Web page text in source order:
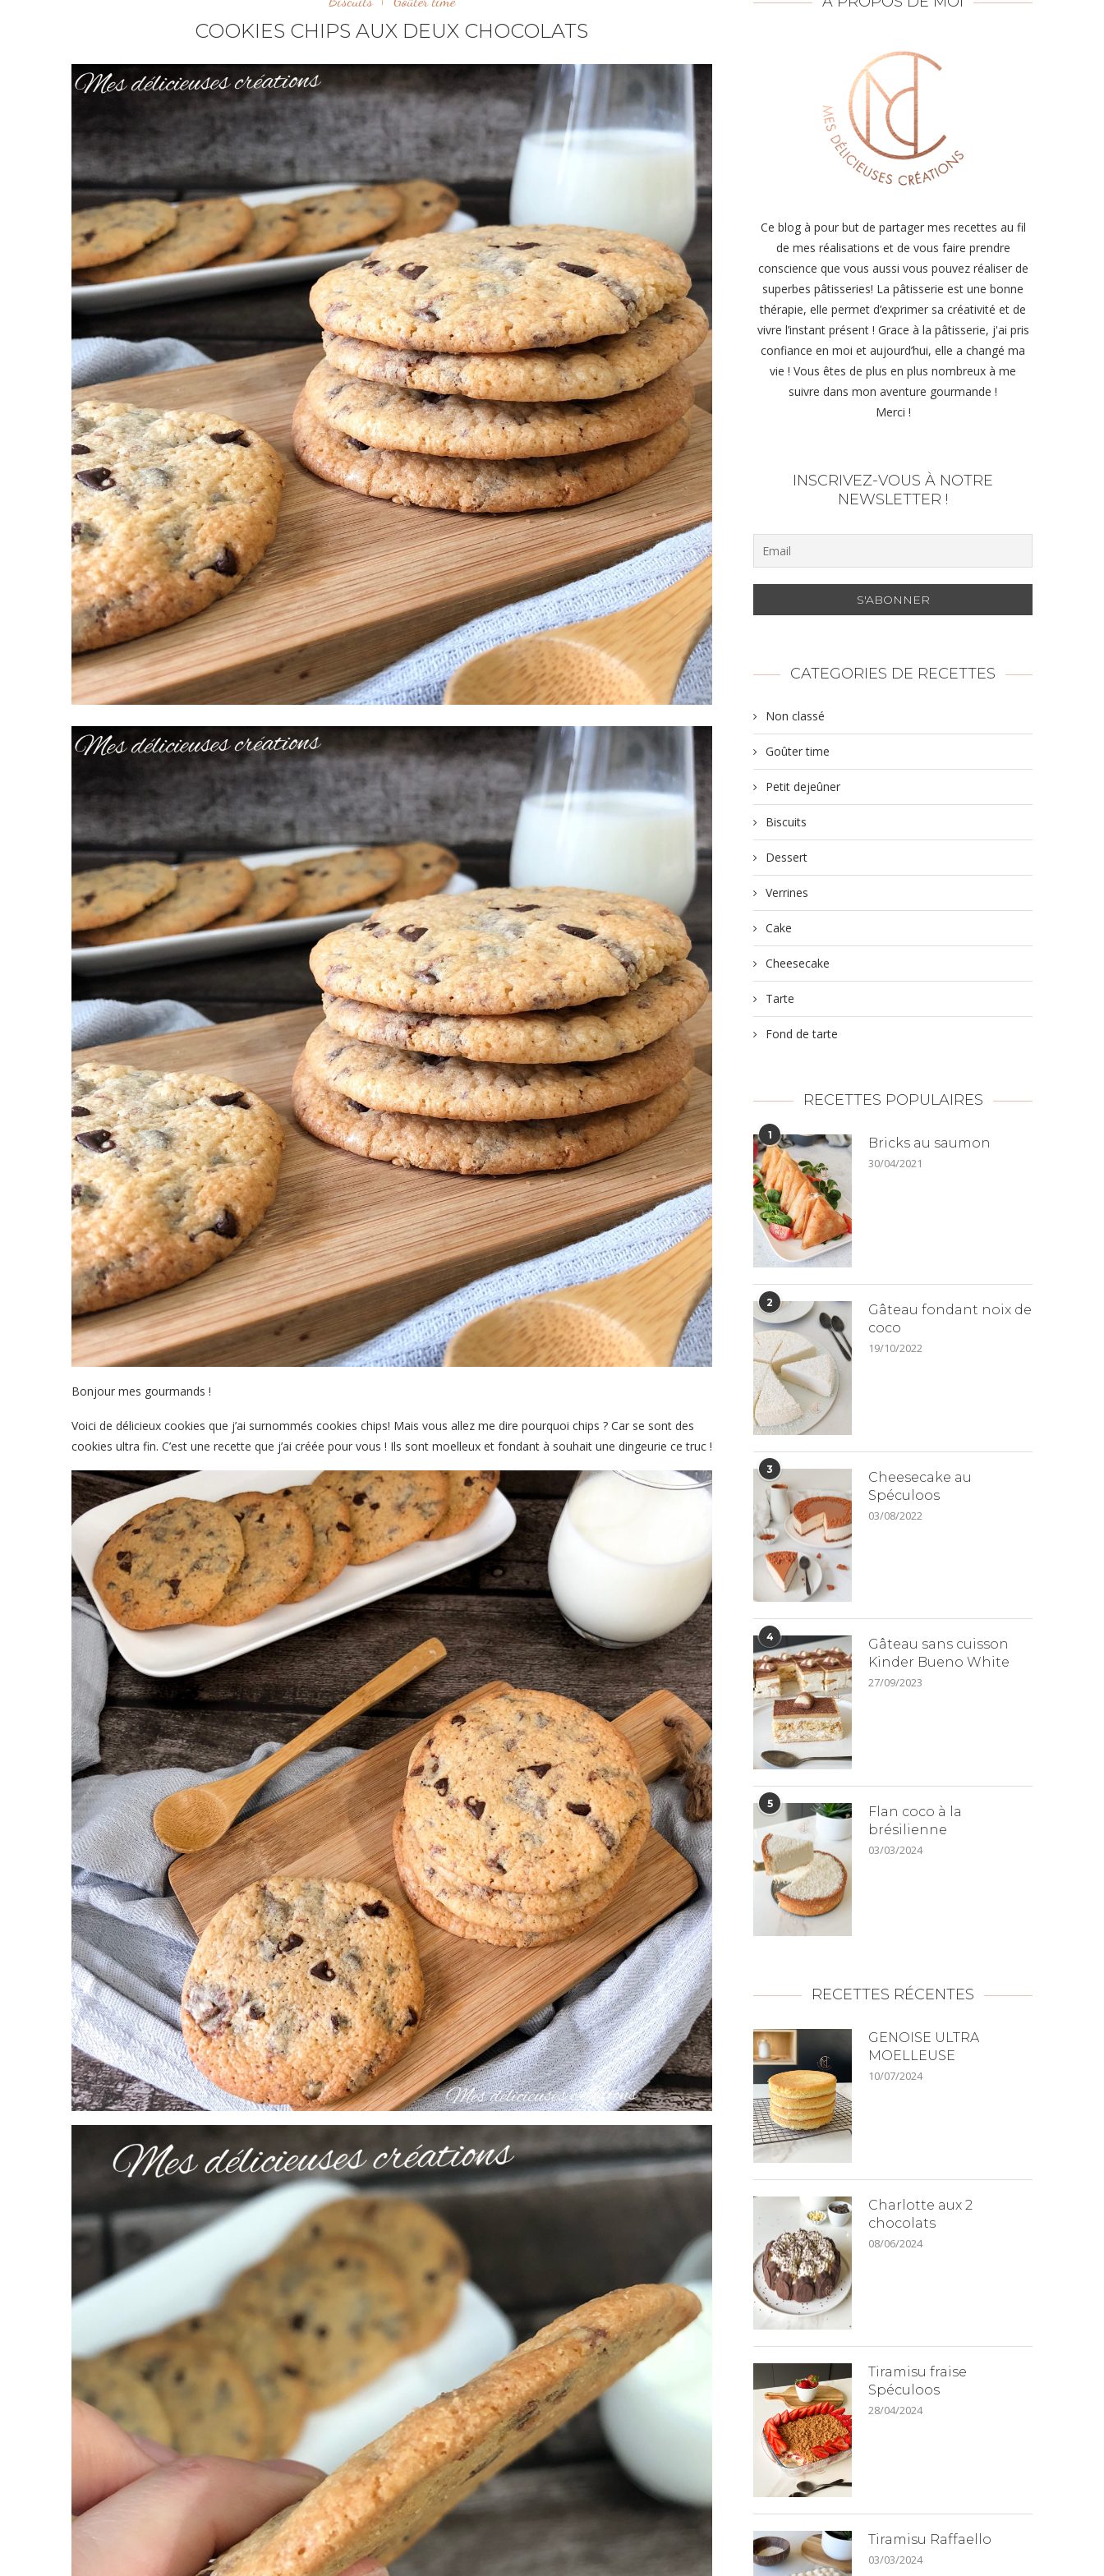
COOKIES CHIPS AUX DEUX CHOCOLATS
Bonjour mes gourmands !
Voici de délicieux cookies que j’ai surnommés cookies chips! Mais vous allez me dire pourquoi chips ? Car se sont des
cookies ultra fin. C’est une recette que j’ai créée pour vous ! Ils sont moelleux et fondant à souhait une dingeurie ce truc !
Ce blog à pour but de partager mes recettes au fil
de mes réalisations et de vous faire prendre
conscience que vous aussi vous pouvez réaliser de
superbes pâtisseries! La pâtisserie est une bonne
thérapie, elle permet d’exprimer sa créativité et de
vivre l’instant présent ! Grace à la pâtisserie, j'ai pris
confiance en moi et aujourd’hui, elle a changé ma
vie ! Vous êtes de plus en plus nombreux à me
suivre dans mon aventure gourmande !
Merci !
INSCRIVEZ-VOUS À NOTRE
NEWSLETTER !
CATEGORIES DE RECETTES
Non classé
Goûter time
Petit dejeûner
Biscuits
Dessert
Verrines
Cake
Cheesecake
Tarte
Fond de tarte
RECETTES POPULAIRES
1
Bricks au saumon
30/04/2021
2
Gâteau fondant noix de
coco
19/10/2022
3
Cheesecake au
Spéculoos
03/08/2022
4
Gâteau sans cuisson
Kinder Bueno White
27/09/2023
5
Flan coco à la
brésilienne
03/03/2024
RECETTES RÉCENTES
GENOISE ULTRA
MOELLEUSE
10/07/2024
Charlotte aux 2
chocolats
08/06/2024
Tiramisu fraise
Spéculoos
28/04/2024
Tiramisu Raffaello
03/03/2024